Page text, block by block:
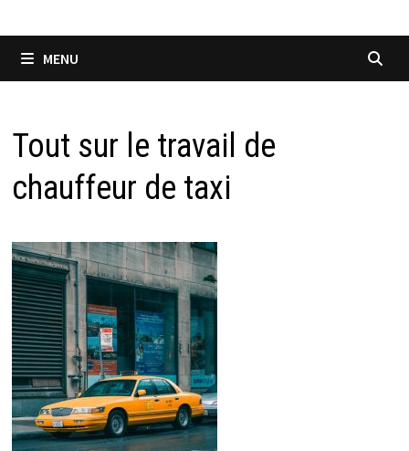
MENU
Tout sur le travail de
chauffeur de taxi